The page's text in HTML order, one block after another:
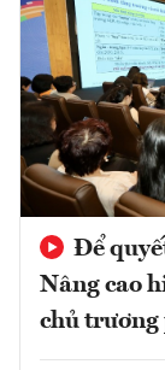
Để
Nâng cao
chủ